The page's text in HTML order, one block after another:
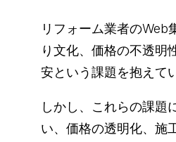
リフォーム業者のWeb
り文化、価格の不透明
安という課題を抱えて
しかし、これらの課題
い、価格の透明化、施